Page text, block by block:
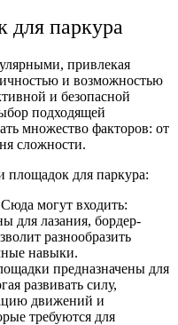
для паркура
привлекая
и возможностью
и безопасной
подходящей
множество факторов: от
сложности.
площадок для паркура:
могут входить:
для лазания, бордер-
разнообразить
навыки.
предназначены для
развивать силу,
движений и
требуются для